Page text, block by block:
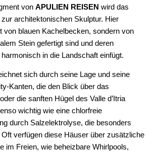
vonAPULIEN REISEN wird das
architektonischen Skulptur. Hier
von blauen Kachelbecken, sondern von
Stein gefertigt sind und deren
in die Landschaft einfügt.
sich durch seine Lage und seine
Kanten, die den Blick über das
die sanften Hügel des Valle d’Itria
wichtig wie eine chlorfreie
durch Salzelektrolyse, die besonders
Oft verfügen diese Häuser über zusätzliche
im Freien, wie beheizbare Whirlpools,